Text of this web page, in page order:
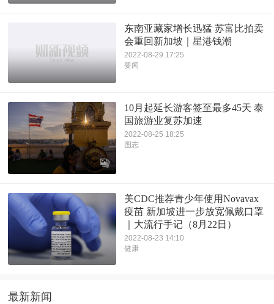
东南亚藏家增长迅猛 苏富比拍卖
会重回新加坡｜星港钱潮
2022-08-29 17:25
要闻
10月起延长游客签至最多45天 泰
国旅游业复苏加速
2022-08-25 18:25
图志
美CDC推荐青少年使用Novavax
疫苗 新加坡进一步放宽佩戴口罩
｜大流行手记（8月22日）
2022-08-23 14:10
健康
最新新闻